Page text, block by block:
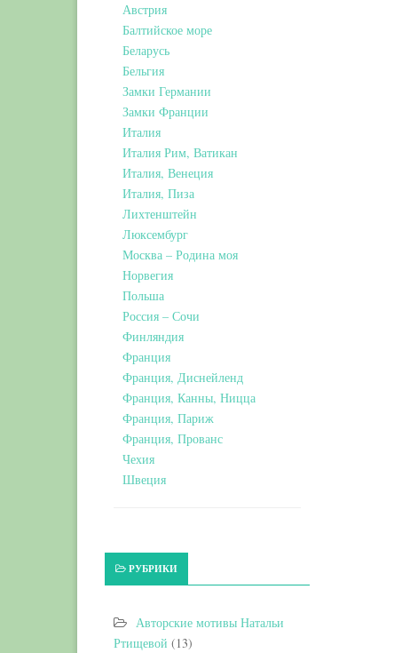
Австрия
Балтийское море
Беларусь
Бельгия
Замки Германии
Замки Франции
Италия
Италия Рим, Ватикан
Италия, Венеция
Италия, Пиза
Лихтенштейн
Люксембург
Москва – Родина моя
Норвегия
Польша
Россия – Сочи
Финляндия
Франция
Франция, Диснейленд
Франция, Канны, Ницца
Франция, Париж
Франция, Прованс
Чехия
Швеция
РУБРИКИ
Авторские мотивы Натальи
Ртищевой (13)